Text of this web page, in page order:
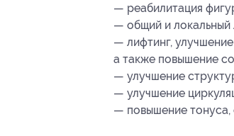
— реабилитация
— общий и
— лифтинг,
а также повышение
— улучшение
— улучшение
— повышение тонуса,